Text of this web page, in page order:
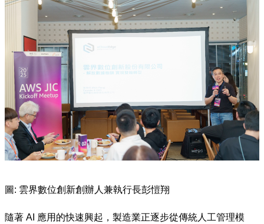
圖: 雲界數位創新創辦人兼執行長彭愷翔
隨著 AI 應用的快速興起，製造業正逐步從傳統人工管理模